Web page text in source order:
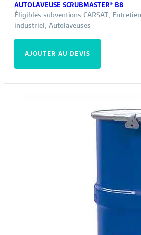
AUTOLAVEUSE SCRUBMASTER® B8
Éligibles subventions CARSAT,
industriel, Autolaveuses
AJOUTER AU DEVIS